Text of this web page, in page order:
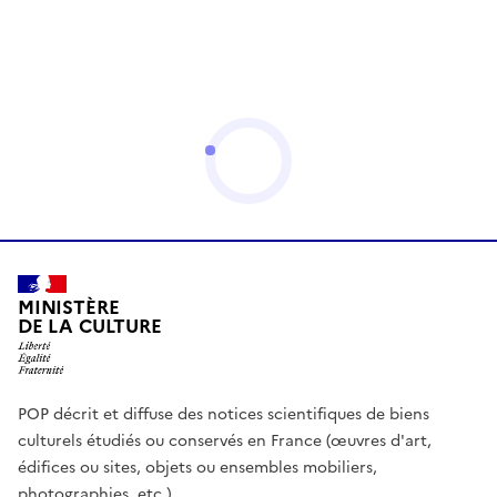
MINISTÈRE
DE LA CULTURE
POP décrit et diffuse des notices scientifiques de biens
culturels étudiés ou conservés en France (œuvres d'art,
édifices ou sites, objets ou ensembles mobiliers,